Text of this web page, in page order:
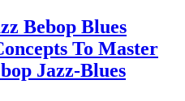
Bebop Blues
To Master
Jazz-Blues